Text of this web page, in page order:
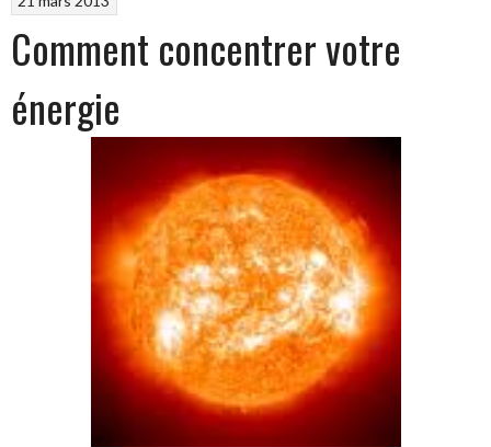
Comment concentrer votre
énergie